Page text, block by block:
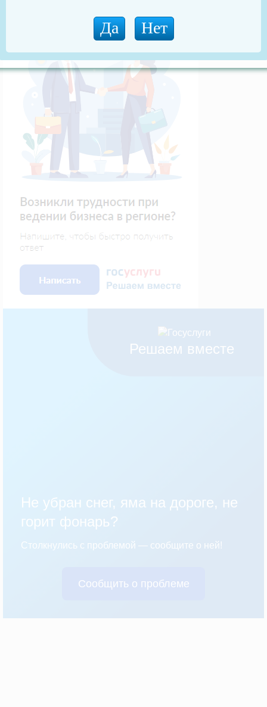
Решаем вместе
Не убран снег, яма на дороге, не
горит фонарь?
Столкнулись с проблемой — сообщите о ней!
Сообщить о проблеме